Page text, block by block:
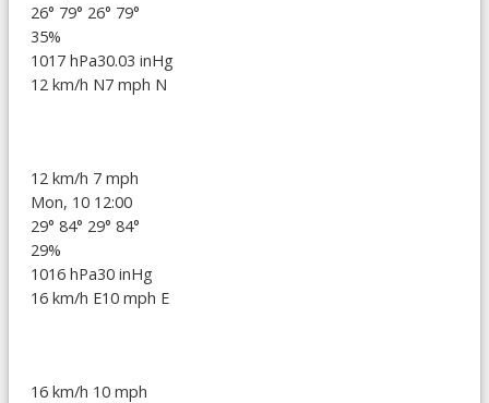
26° 79° 26° 79°
35%
1017 hPa30.03 inHg
12 km/h N7 mph N
12 km/h 7 mph
Mon, 10 12:00
29° 84° 29° 84°
29%
1016 hPa30 inHg
16 km/h E10 mph E
16 km/h 10 mph